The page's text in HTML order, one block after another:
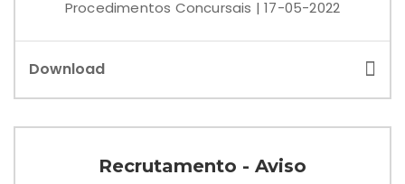
Procedimentos Concursais | 17-05-2022
Download
Recrutamento - Aviso